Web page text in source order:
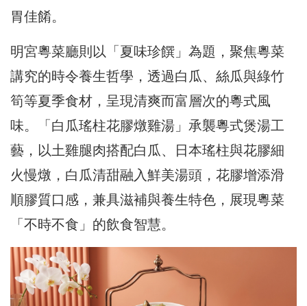
胃佳餚。
明宮粵菜廳則以「夏味珍饌」為題，聚焦粵菜
講究的時令養生哲學，透過白瓜、絲瓜與綠竹
筍等夏季食材，呈現清爽而富層次的粵式風
味。「白瓜瑤柱花膠燉雞湯」承襲粵式煲湯工
藝，以土雞腿肉搭配白瓜、日本瑤柱與花膠細
火慢燉，白瓜清甜融入鮮美湯頭，花膠增添滑
順膠質口感，兼具滋補與養生特色，展現粵菜
「不時不食」的飲食智慧。